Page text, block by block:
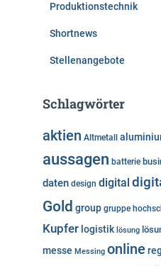
Produktionstechnik
Shortnews
Stellenangebote
Schlagwörter
aktien Altmetall
aussagen batterie
daten design digital
Gold group gruppe
Kupfer logistik lösung
messe Messing online